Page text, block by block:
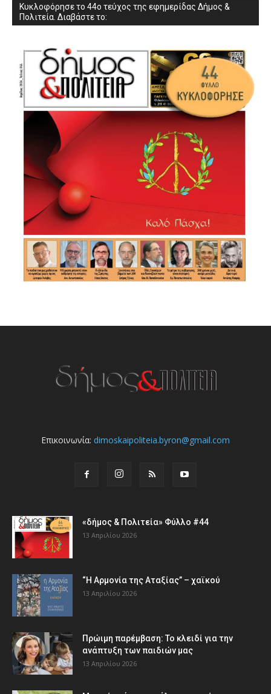
Κυκλοφόρησε το 44ο τεύχος της εφημερίδας Δήμος &
Πολιτεία. Διαβάστε το:
Επικοινωνία: dimoskaipoliteia.byron@gmail.com
«δήμος & Πολιτεία» Φύλλο #44
13 Απριλίου 2026
“Η Αρμονία της Αταξίας” – χαϊκού
13 Απριλίου 2026
Πρώιμη παρέμβαση: Το κλειδί για την
ανάπτυξη των παιδιών µας
13 Απριλίου 2026